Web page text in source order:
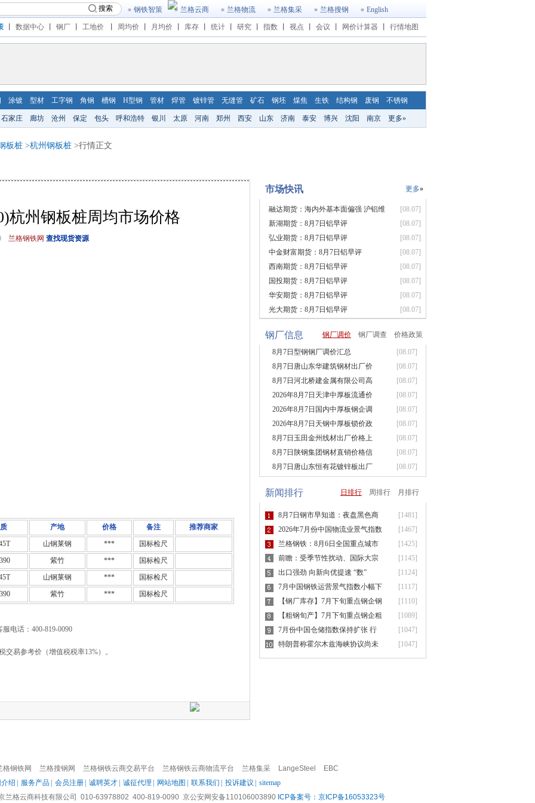
搜索 钢铁智策 兰格云商 兰格物流 兰格集采 兰格搜钢 English
数据中心 钢厂 工地价 周均价 月均价 库存 统计 研究 指数 视点 会议 网价计算器 行情地图
涂镀 型材 工字钢 角钢 槽钢 H型钢 管材 焊管 镀锌管 无缝管 矿石 钢坯 煤焦 生铁 结构钢 废钢 不锈钢
石家庄 廊坊 沧州 保定 包头 呼和浩特 银川 太原 河南 郑州 西安 山东 济南 泰安 博兴 沈阳 南京 更多»
板桩 >杭州钢板桩 >行情正文
杭州钢板桩周均市场价格
兰格钢铁网 查找现货资源
产地 价格 备注
推荐商家
山钢莱钢 ***
国标检尺
紫竹 ***
国标检尺
山钢莱钢 ***
国标检尺
紫竹 ***
国标检尺
电话：400-819-0090
易参考价（增值税税率13%）。